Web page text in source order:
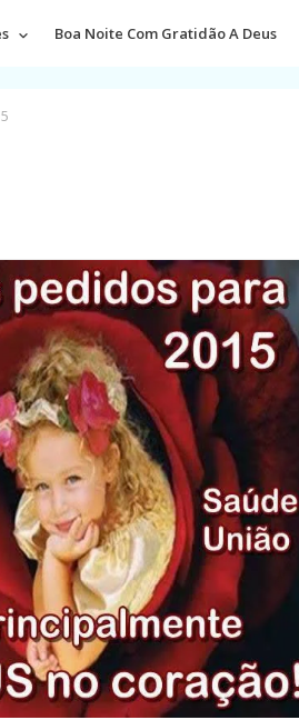
Boa Noite Com Gratidão A Deus